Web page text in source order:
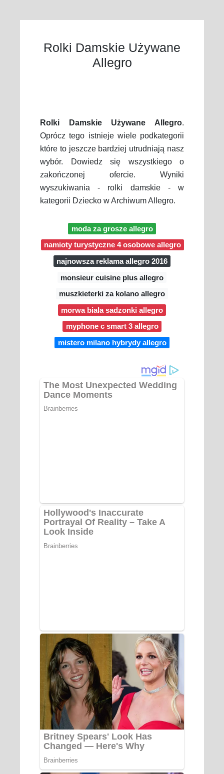
Rolki Damskie Używane
Allegro
Rolki Damskie Używane Allegro.
Oprócz tego istnieje wiele podkategorii
które to jeszcze bardziej utrudniają nasz
wybór. Dowiedz się wszystkiego o
zakończonej ofercie. Wyniki
wyszukiwania - rolki damskie - w
kategorii Dziecko w Archiwum Allegro.
moda za grosze allegro
namioty turystyczne 4 osobowe allegro
najnowsza reklama allegro 2016
monsieur cuisine plus allegro
muszkieterki za kolano allegro
morwa biala sadzonki allegro
myphone c smart 3 allegro
mistero milano hybrydy allegro